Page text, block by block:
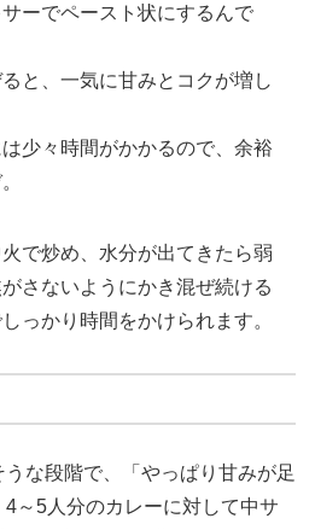
ーでペースト状にするんで
と、一気に甘みとコクが増し
少々時間がかかるので、余裕
で炒め、水分が出てきたら弱
さないようにかき混ぜ続ける
っかり時間をかけられます。
な段階で、「やっぱり甘みが足
～5人分のカレーに対して中サ